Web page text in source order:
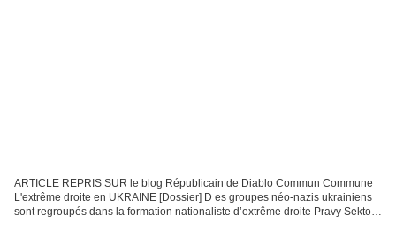
ARTICLE REPRIS SUR le blog Républicain de Diablo Commun Commune
L'extrême droite en UKRAINE [Dossier] D es groupes néo-nazis ukrainiens
sont regroupés dans la formation nationaliste d’extrême droite Pravy Sektor